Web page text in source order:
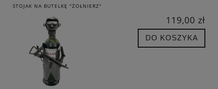
STOJAK NA BUTELKĘ "ŻOŁNIERZ"
119,00 zł
DO KOSZYKA